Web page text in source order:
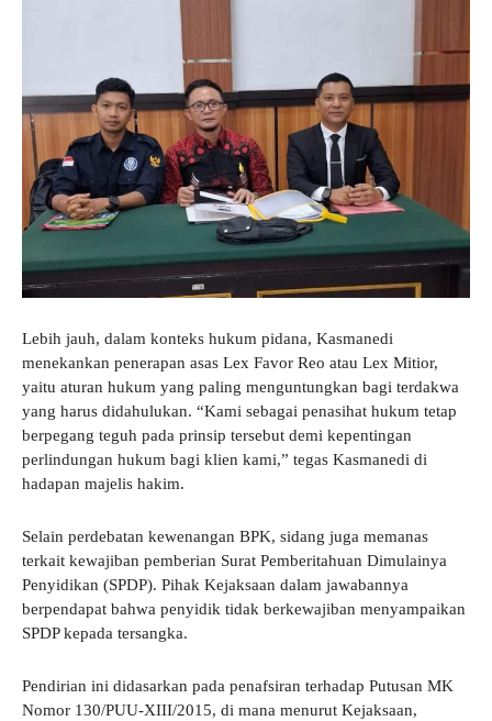
Lebih jauh, dalam konteks hukum pidana, Kasmanedi
menekankan penerapan asas Lex Favor Reo atau Lex Mitior,
yaitu aturan hukum yang paling menguntungkan bagi terdakwa
yang harus didahulukan. “Kami sebagai penasihat hukum tetap
berpegang teguh pada prinsip tersebut demi kepentingan
perlindungan hukum bagi klien kami,” tegas Kasmanedi di
hadapan majelis hakim.
Selain perdebatan kewenangan BPK, sidang juga memanas
terkait kewajiban pemberian Surat Pemberitahuan Dimulainya
Penyidikan (SPDP). Pihak Kejaksaan dalam jawabannya
berpendapat bahwa penyidik tidak berkewajiban menyampaikan
SPDP kepada tersangka.
Pendirian ini didasarkan pada penafsiran terhadap Putusan MK
Nomor 130/PUU-XIII/2015, di mana menurut Kejaksaan,